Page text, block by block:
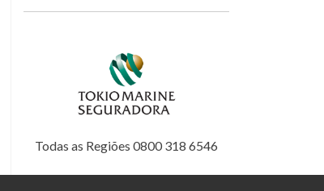
Todas as Regiões 0800 318 6546